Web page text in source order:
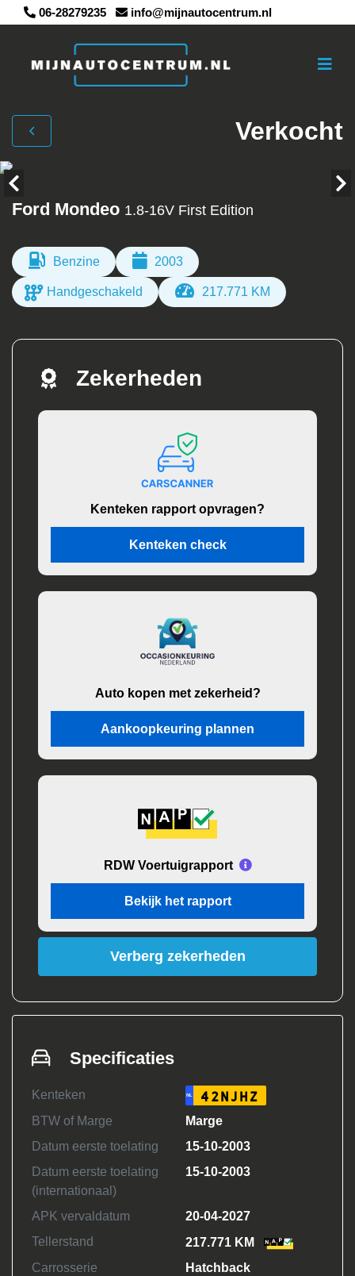
06-28279235 info@mijnautocentrum.nl
Verkocht
Ford Mondeo 1.8-16V First Edition
Benzine 2003
Handgeschakeld 217.771 KM
Zekerheden
Kenteken rapport opvragen?
Kenteken check
Auto kopen met zekerheid?
Aankoopkeuring plannen
RDW Voertuigrapport
Bekijk het rapport
Verberg zekerheden
Specificaties
Kenteken NL 42NJHZ
BTW of Marge
Marge
Datum eerste toelating
15-10-2003
Datum eerste toelating
(internationaal)
15-10-2003
APK vervaldatum
20-04-2027
Tellerstand
217.771 KM
Carrosserie
Hatchback